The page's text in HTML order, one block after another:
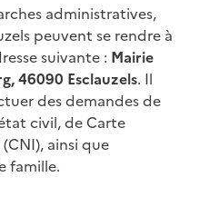
administratives,
peuvent se rendre à
suivante : Mairie
46090 Esclauzels. Il
des demandes de
civil, de Carte
ainsi que
famille.